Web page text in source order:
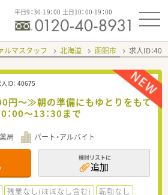
平日9：30-19：00 土日10：00-19：00
ルマスタッフ 北海道 函館市 求人ID：
ID： 40675
円～≫朝の準備にもゆとりをもて
：00～13：30まで
局 パート・アルバイト
検討リストに
追加
残業なし(ほぼなし含む)
転勤なし